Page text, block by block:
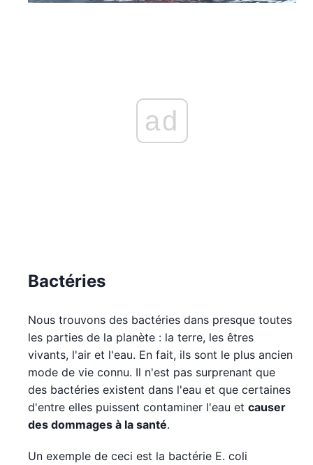
ad
Bactéries
Nous trouvons des bactéries dans presque toutes
les parties de la planète : la terre, les êtres
vivants, l'air et l'eau. En fait, ils sont le plus ancien
mode de vie connu. Il n'est pas surprenant que
des bactéries existent dans l'eau et que certaines
d'entre elles puissent contaminer l'eau et causer
des dommages à la santé.
Un exemple de ceci est la bactérie E. coli